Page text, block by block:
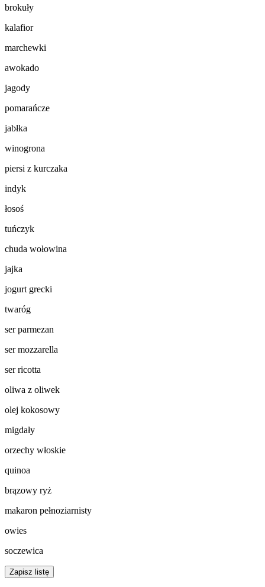
brokuły
kalafior
marchewki
awokado
jagody
pomarańcze
jabłka
winogrona
piersi z kurczaka
indyk
łosoś
tuńczyk
chuda wołowina
jajka
jogurt grecki
twaróg
ser parmezan
ser mozzarella
ser ricotta
oliwa z oliwek
olej kokosowy
migdały
orzechy włoskie
quinoa
brązowy ryż
makaron pełnoziarnisty
owies
soczewica
Zapisz listę